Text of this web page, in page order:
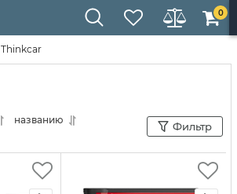
0
Thinkcar
названию
Фильтр